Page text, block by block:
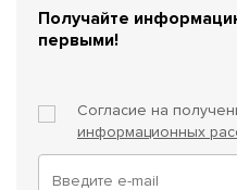
Получайте
первыми!
Согласие на
информационных